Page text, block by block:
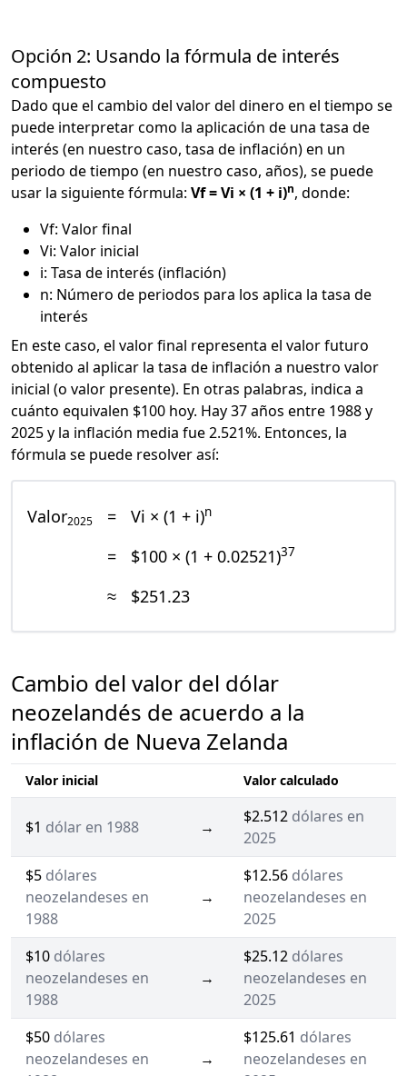
Opción 2: Usando la fórmula de interés
compuesto
Dado que el cambio del valor del dinero en el tiempo se
puede interpretar como la aplicación de una tasa de
interés (en nuestro caso, tasa de inflación) en un
periodo de tiempo (en nuestro caso, años), se puede
usar la siguiente fórmula: Vf = Vi × (1 + i)n, donde:
Vf: Valor final
Vi: Valor inicial
i: Tasa de interés (inflación)
n: Número de periodos para los aplica la tasa de
interés
En este caso, el valor final representa el valor futuro
obtenido al aplicar la tasa de inflación a nuestro valor
inicial (o valor presente). En otras palabras, indica a
cuánto equivalen $100 hoy. Hay 37 años entre 1988 y
2025 y la inflación media fue 2.521%. Entonces, la
fórmula se puede resolver así:
Valor2025 = Vi × (1 + i)n
= $100 × (1 + 0.02521)37
≈ $251.23
Cambio del valor del dólar
neozelandés de acuerdo a la
inflación de Nueva Zelanda
Valor inicial Valor calculado
$1 dólar en 1988 →
$2.512 dólares en
2025
$5 dólares
neozelandeses en
1988
→
$12.56 dólares
neozelandeses en
2025
$10 dólares
neozelandeses en
1988
→
$25.12 dólares
neozelandeses en
2025
$50 dólares
neozelandeses en
→
$125.61 dólares
neozelandeses en